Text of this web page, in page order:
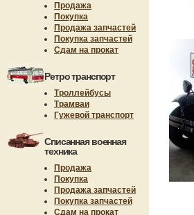
Продажа
Покупка
Продажа запчастей
Покупка запчастей
Сдам на прокат
Ретро транспорт
Троллейбусы
Трамваи
Гужевой транспорт
Списанная военная
техника
Продажа
Покупка
Продажа запчастей
Покупка запчастей
Сдам на прокат